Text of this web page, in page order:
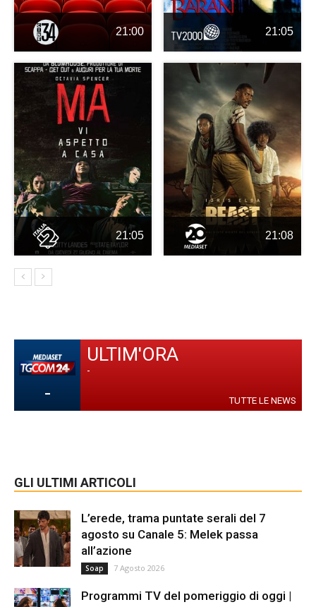
21:00 21:05
21:05 21:08
-
ULTIM'ORA
-
TUTTE LE NEWS
GLI ULTIMI ARTICOLI
L’erede, trama puntate serali del 7
agosto su Canale 5: Melek passa
all’azione
Soap 7 Agosto 2026
Programmi TV del pomeriggio di oggi |